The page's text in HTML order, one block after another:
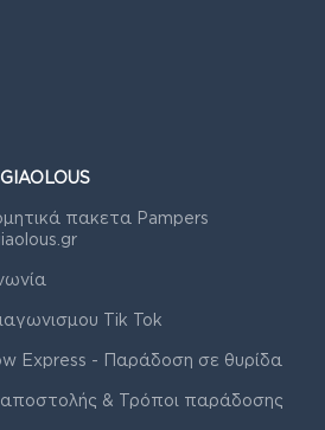
πακετα Pampers
Tik Tok
Express - Παράδοση σε θυρίδα
& Τρόποι παράδοσης